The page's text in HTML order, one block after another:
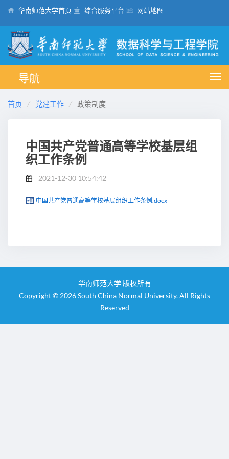
华南师范大学首页 综合服务平台 网站地图
首页 党建工作 政策制度
中国共产党普通高等学校基层组
织工作条例
2021-12-30 10:54:42
中国共产党普通高等学校基层组织工作条例.docx
华南师范大学 版权所有
Copyright © 2026 South China Normal University. All Rights
Reserved